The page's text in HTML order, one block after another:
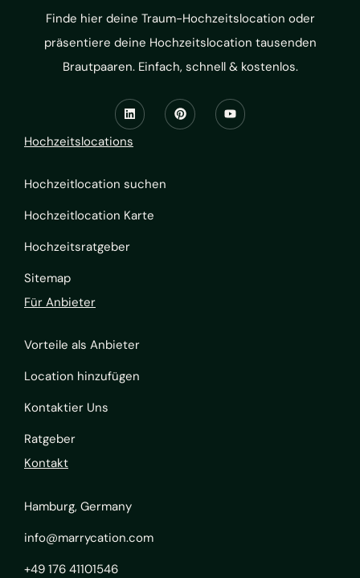
Finde hier deine Traum-Hochzeitslocation oder
präsentiere deine Hochzeitslocation tausenden
Brautpaaren. Einfach, schnell & kostenlos.
Hochzeitslocations
Hochzeitlocation suchen
Hochzeitlocation Karte
Hochzeitsratgeber
Sitemap
Für Anbieter
Vorteile als Anbieter
Location hinzufügen
Kontaktier Uns
Ratgeber
Kontakt
Hamburg, Germany
info@marrycation.com
+49 176 41101546